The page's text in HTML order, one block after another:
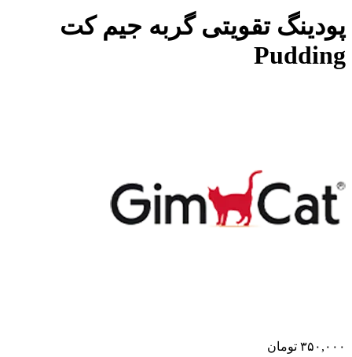
پودینگ تقویتی گربه جیم کت
Pudding
۳۵۰,۰۰۰ تومان